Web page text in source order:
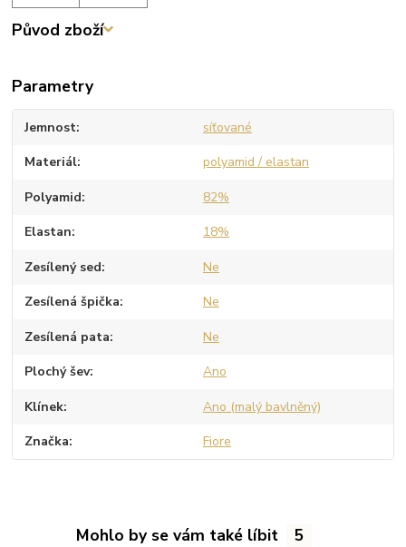
Původ zboží
Parametry
Jemnost síťované
Materiál polyamid / elastan
Polyamid 82%
Elastan 18%
Zesílený sed Ne
Zesílená špička Ne
Zesílená pata Ne
Plochý šev Ano
Klínek Ano (malý bavlněný)
Značka Fiore
Mohlo by se vám také líbit 5